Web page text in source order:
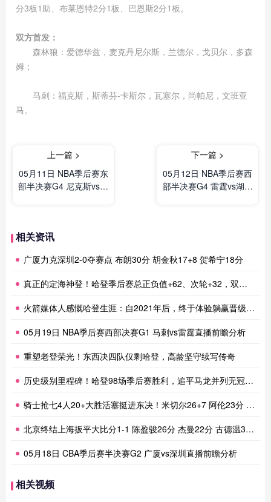
分3板1助、布莱恩特2分1板、巴恩斯2分1板。
双方首发：
森林狼：爱德华兹，麦克丹尼尔斯，兰德尔，戈贝尔，多森
姆；
马刺：福克斯，斯蒂芬-卡斯尔，瓦塞尔，尚帕尼，文班亚
马。
上一篇 >
05月11日 NBA季后赛东
部半决赛G4 尼克斯vs76
下一篇 >
05月12日 NBA季后赛西
部半决赛G4 雷霆vs湖人
相关资讯
广厦力克深圳2-0夺赛点 布朗30分 胡金秋17+8 贺希宁18分
真正的定海神登！哈登季后赛总正负值+62、次轮+32，双数据领跑骑士全队
火箭媒体人感慨哈登生涯：自2021年后，终于体验躺赢晋级滋味
05月19日 NBA季后赛西部决赛G1 马刺vs雷霆直播前瞻分析
重塑老登荣光！东西决四队仅剩哈登，高龄坚守续写传奇
历史级别里程碑！哈登98场季后赛胜利，追平马龙并列无冠球员历史第一
骑士抢七4人20+大胜活塞挺进东决！米切尔26+7 阿伦23分 梅里尔23分 詹金斯17分
北京终结上海扳平大比分1-1 陈盈骏26分 杰曼22分 古德温32分
05月18日 CBA季后赛半决赛G2 广厦vs深圳直播前瞻分析
相关视频